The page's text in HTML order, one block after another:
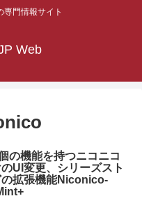
門情報サイト
Web
の機能を持つニコニコ
UI変更、シリーズスト
の拡張機能Niconico-